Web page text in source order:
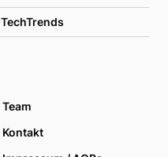
TechTrends
Team
Kontakt